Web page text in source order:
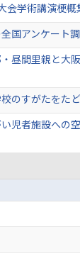
会学術講演梗概
アンケート
間里親と大
すがたをた
者施設への